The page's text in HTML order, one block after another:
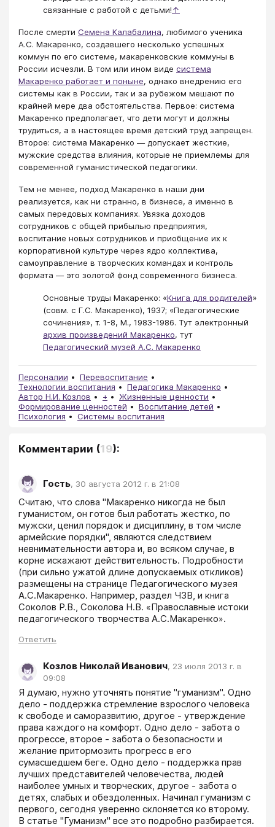
связанные с работой с детьми!↑
После смерти Семена Калабалина, любимого ученика
А.С. Макаренко, создавшего несколько успешных
коммун по его системе, макаренковские коммуны в
России исчезли. В том или ином виде система
Макаренко работает и поныне, однако внедрению его
системы как в России, так и за рубежом мешают по
крайней мере два обстоятельства. Первое: система
Макаренко предполагает, что дети могут и должны
трудиться, а в настоящее время детский труд запрещен.
Второе: система Макаренко — допускает жесткие,
мужские средства влияния, которые не приемлемы для
современной гуманистической педагогики.
Тем не менее, подход Макаренко в наши дни
реализуется, как ни странно, в бизнесе, а именно в
самых передовых компаниях. Увязка доходов
сотрудников с общей прибылью предприятия,
воспитание новых сотрудников и приобщение их к
корпоративной культуре через ядро коллектива,
самоуправление в творческих командах и контроль
формата — это золотой фонд современного бизнеса.
Основные труды Макаренко: «Книга для родителей»
(совм. с Г.С. Макаренко), 1937; «Педагогические
сочинения», т. 1-8, М., 1983-1986. Тут электронный
архив произведений Макаренко, тут
Педагогический музей А.С. Макаренко
Персоналии
Перевоспитание
Технологии воспитания
Педагогика Макаренко
Автор Н.И. Козлов
+
Жизненные ценности
Формирование ценностей
Воспитание детей
Психология
Системы воспитания
Комментарии (19):
Гость, 30 августа 2012 г. в 21:08
Считаю, что слова "Макаренко никогда не был
гуманистом, он готов был работать жестко, по
мужски, ценил порядок и дисциплину, в том числе
армейские порядки", являются следствием
невнимательности автора и, во всяком случае, в
корне искажают действительность. Подробности
(при сильно ужатой длине допускаемых откликов)
размещены на странице Педагогического музея
А.С.Макаренко. Например, раздел ЧЗВ, и книга
Соколов Р.В., Соколова Н.В. «Православные истоки
педагогического творчества А.С.Макаренко».
Ответить
Козлов Николай Иванович, 23 июля 2013 г. в
09:08
Я думаю, нужно уточнять понятие "гуманизм". Одно
дело - поддержка стремление взрослого человека
к свободе и саморазвитию, другое - утверждение
права каждого на комфорт. Одно дело - забота о
прогрессе, второе - забота о безопасности и
желание притормозить прогресс в его
сумасшедшем беге. Одно дело - поддержка прав
лучших представителей человечества, людей
наиболее умных и творческих, другое - забота о
детях, слабых и обездоленных. Начинал гуманизм с
первого, сегодня уверенно склоняется ко второму.
В статье "Гуманизм" все это подробно разбирается.